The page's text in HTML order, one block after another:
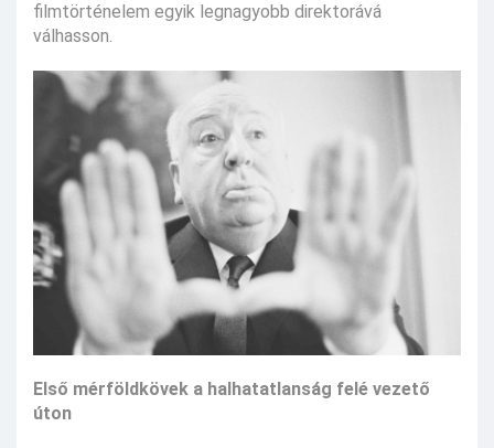
filmtörténelem egyik legnagyobb direktorává
válhasson.
Első mérföldkövek a halhatatlanság felé vezető
úton